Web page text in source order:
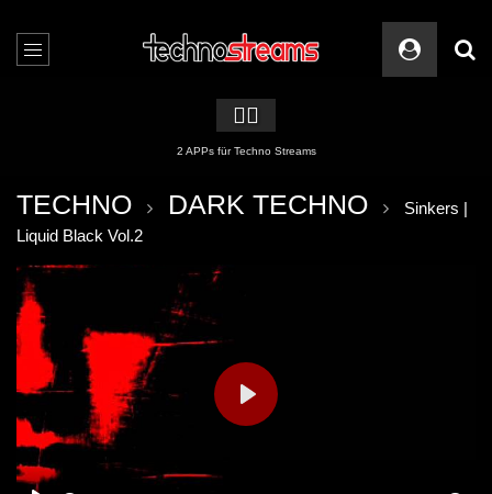
🏳️‍🌈
2 APPs für Techno Streams
TECHNO DARK TECHNO
Sinkers |
Liquid Black Vol.2
PLAY